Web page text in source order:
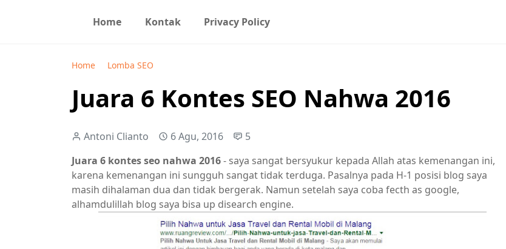
Home Kontak Privacy Policy
Home Lomba SEO
Juara 6 Kontes SEO Nahwa 2016
Antoni Clianto 6 Agu, 2016
5
Juara 6 kontes seo nahwa 2016- saya sangat bersyukur kepada Allah atas kemenangan ini,
karena kemenangan ini sungguh sangat tidak terduga. Pasalnya pada H-1 posisi blog saya
masih dihalaman dua dan tidak bergerak. Namun setelah saya coba fecth as google,
alhamdulillah blog saya bisa up disearch engine.